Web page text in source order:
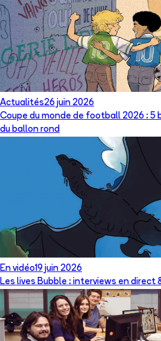
Actualités26 juin 2026
Coupe du monde de football 2026 : 5
du ballon rond
En vidéo19 juin 2026
Les lives Bubble : interviews en direct